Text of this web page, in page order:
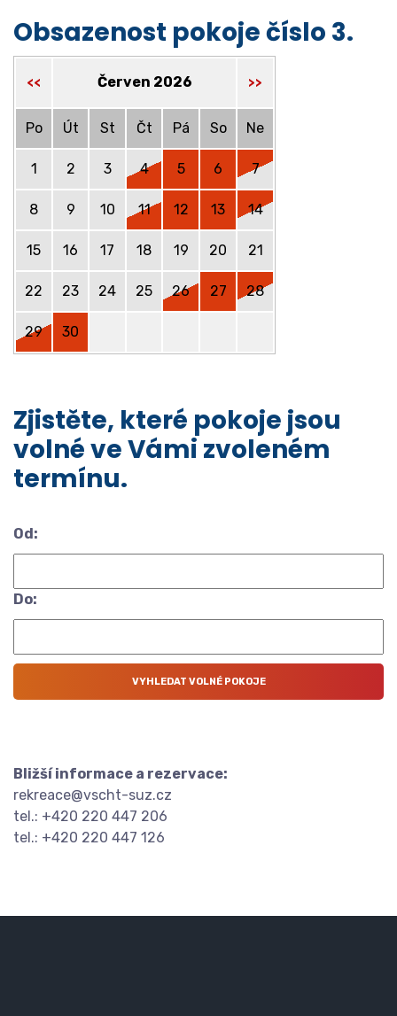
Obsazenost pokoje číslo 3.
<< Červen 2026 >>
Po Út St Čt Pá So Ne
1 2 3 4 5 6 7
8 9 10 11 12 13 14
15 16 17 18 19 20 21
22 23 24 25 26 27 28
29 30
Zjistěte, které pokoje jsou
volné ve Vámi zvoleném
termínu.
Od:
Do:
Bližší informace a rezervace:
rekreace@vscht-suz.cz
tel.: +420 220 447 206
tel.: +420 220 447 126